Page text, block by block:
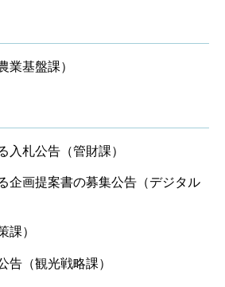
業基盤課）
入札公告（管財課）
企画提案書の募集公告（デジタル
課）
告（観光戦略課）